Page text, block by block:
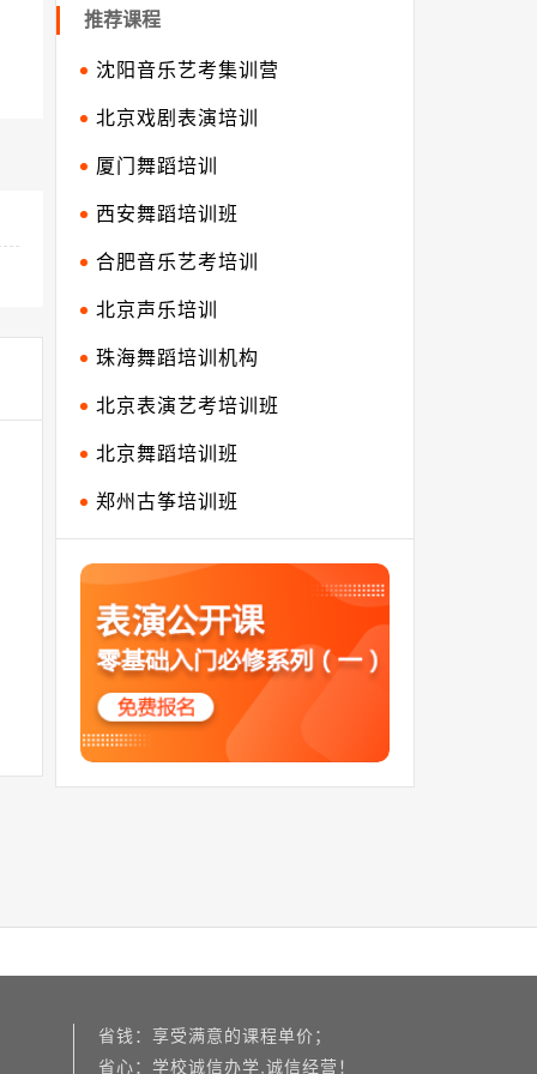
推荐课程
沈阳音乐艺考集训营
北京戏剧表演培训
厦门舞蹈培训
西安舞蹈培训班
合肥音乐艺考培训
北京声乐培训
珠海舞蹈培训机构
北京表演艺考培训班
北京舞蹈培训班
郑州古筝培训班
省钱：享受满意的课程单价；
省心：学校诚信办学,诚信经营！